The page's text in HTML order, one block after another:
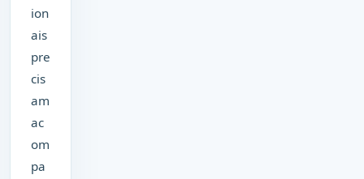
ion
ais
pre
cis
am
ac
om
pa